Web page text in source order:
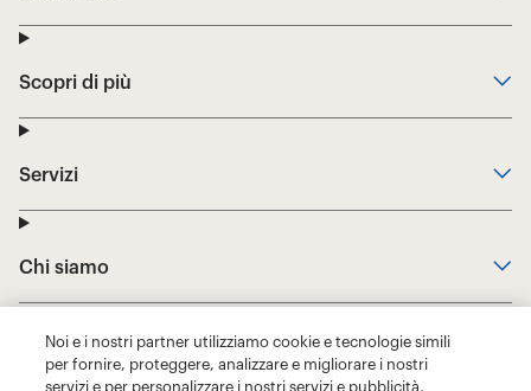
Noi e i nostri partner utilizziamo cookie e tecnologie simili
per fornire, proteggere, analizzare e migliorare i nostri
servizi e per personalizzare i nostri servizi e pubblicità,